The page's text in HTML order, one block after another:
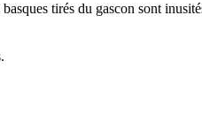
tirés du gascon sont